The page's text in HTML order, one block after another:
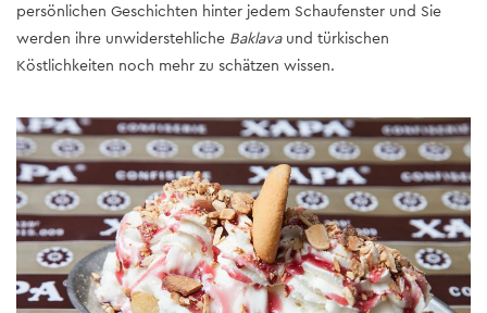
persönlichen Geschichten hinter jedem Schaufenster und Sie
werden ihre unwiderstehliche Baklavaund türkischen
Köstlichkeiten noch mehr zu schätzen wissen.